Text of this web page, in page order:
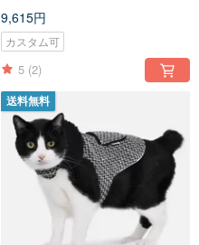
9,615円
カスタム可
5 (2)
送料無料